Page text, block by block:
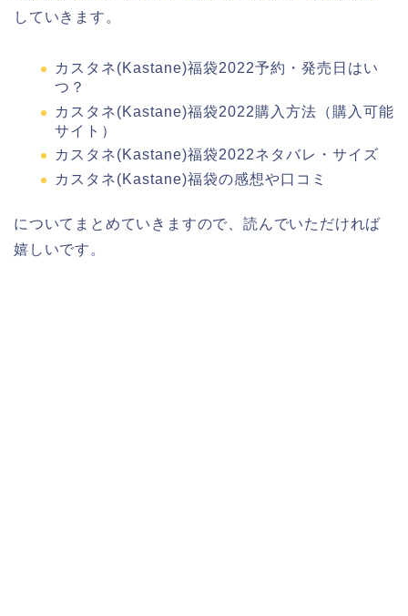
していきます。
カスタネ(Kastane)福袋2022予約・発売日はい
つ？
カスタネ(Kastane)福袋2022購入方法（購入可能
サイト）
カスタネ(Kastane)福袋2022ネタバレ・サイズ
カスタネ(Kastane)福袋の感想や口コミ
についてまとめていきますので、読んでいただければ
嬉しいです。